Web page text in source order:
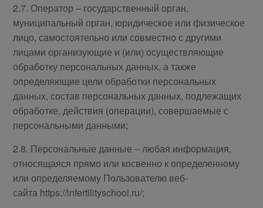
2.7. Оператор – государственный орган,
муниципальный орган, юридическое или физическое
лицо, самостоятельно или совместно с другими
лицами организующие и (или) осуществляющие
обработку персональных данных, а также
определяющие цели обработки персональных
данных, состав персональных данных, подлежащих
обработке, действия (операции), совершаемые с
персональными данными;
2.8. Персональные данные – любая информация,
относящаяся прямо или косвенно к определенному
или определяемому Пользователю веб-
сайта https://infertilityschool.ru/;